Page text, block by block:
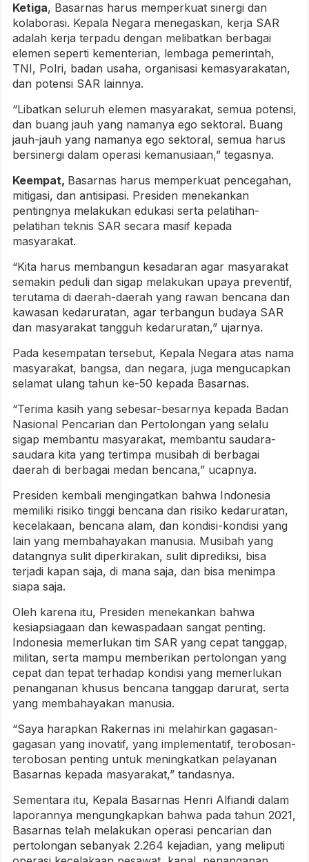
Ketiga, Basarnas harus memperkuat sinergi dan
kolaborasi. Kepala Negara menegaskan, kerja SAR
adalah kerja terpadu dengan melibatkan berbagai
elemen seperti kementerian, lembaga pemerintah,
TNI, Polri, badan usaha, organisasi kemasyarakatan,
dan potensi SAR lainnya.
“Libatkan seluruh elemen masyarakat, semua potensi,
dan buang jauh yang namanya ego sektoral. Buang
jauh-jauh yang namanya ego sektoral, semua harus
bersinergi dalam operasi kemanusiaan,” tegasnya.
Keempat, Basarnas harus memperkuat pencegahan,
mitigasi, dan antisipasi. Presiden menekankan
pentingnya melakukan edukasi serta pelatihan-
pelatihan teknis SAR secara masif kepada
masyarakat.
“Kita harus membangun kesadaran agar masyarakat
semakin peduli dan sigap melakukan upaya preventif,
terutama di daerah-daerah yang rawan bencana dan
kawasan kedaruratan, agar terbangun budaya SAR
dan masyarakat tangguh kedaruratan,” ujarnya.
Pada kesempatan tersebut, Kepala Negara atas nama
masyarakat, bangsa, dan negara, juga mengucapkan
selamat ulang tahun ke-50 kepada Basarnas.
“Terima kasih yang sebesar-besarnya kepada Badan
Nasional Pencarian dan Pertolongan yang selalu
sigap membantu masyarakat, membantu saudara-
saudara kita yang tertimpa musibah di berbagai
daerah di berbagai medan bencana,” ucapnya.
Presiden kembali mengingatkan bahwa Indonesia
memiliki risiko tinggi bencana dan risiko kedaruratan,
kecelakaan, bencana alam, dan kondisi-kondisi yang
lain yang membahayakan manusia. Musibah yang
datangnya sulit diperkirakan, sulit diprediksi, bisa
terjadi kapan saja, di mana saja, dan bisa menimpa
siapa saja.
Oleh karena itu, Presiden menekankan bahwa
kesiapsiagaan dan kewaspadaan sangat penting.
Indonesia memerlukan tim SAR yang cepat tanggap,
militan, serta mampu memberikan pertolongan yang
cepat dan tepat terhadap kondisi yang memerlukan
penanganan khusus bencana tanggap darurat, serta
yang membahayakan manusia.
“Saya harapkan Rakernas ini melahirkan gagasan-
gagasan yang inovatif, yang implementatif, terobosan-
terobosan penting untuk meningkatkan pelayanan
Basarnas kepada masyarakat,” tandasnya.
Sementara itu, Kepala Basarnas Henri Alfiandi dalam
laporannya mengungkapkan bahwa pada tahun 2021,
Basarnas telah melakukan operasi pencarian dan
pertolongan sebanyak 2.264 kejadian, yang meliputi